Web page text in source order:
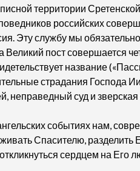
территории
российских
Эту службу мы
Великий пост совершается
название
страдания Господа
неправедный суд и
событиях нам,
Спасителю,
сердцем на Его